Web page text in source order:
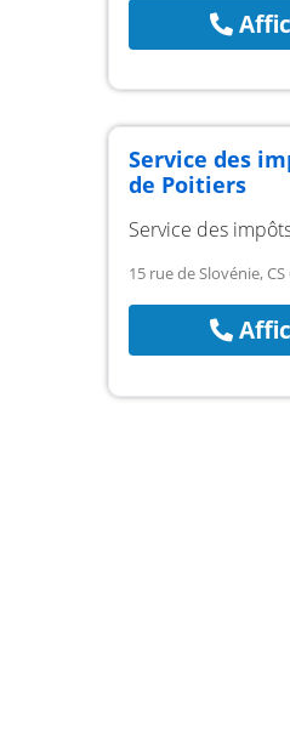
Service des
de Poitiers
Service des
15 rue de Slovénie,